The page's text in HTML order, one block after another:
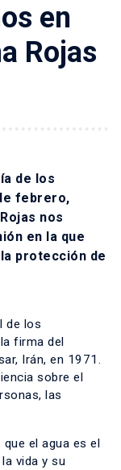
en
Rojas
de los
febrero,
nos
en la que
protección de
de los
firma del
Irán, en 1971.
sobre el
las
el agua es el
vida y su